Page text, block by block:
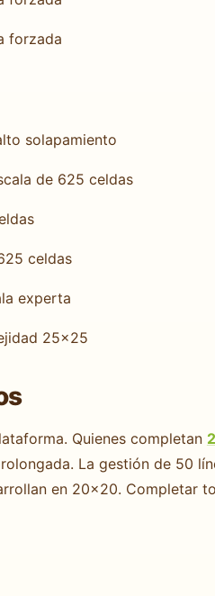
forzada
solapamiento
de 625 celdas
celdas
experta
25×25
Quienes completan
La gestión de 50
en 20×20. Completar